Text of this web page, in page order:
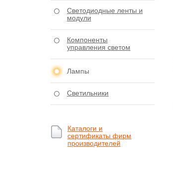
Светодиодные ленты и
модули
Компоненты
управления светом
Лампы
Светильники
Каталоги и
сертификаты фирм
производителей